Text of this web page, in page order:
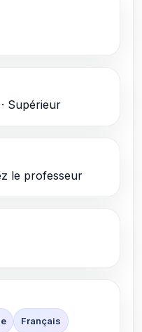
Supérieur
le professeur
Français